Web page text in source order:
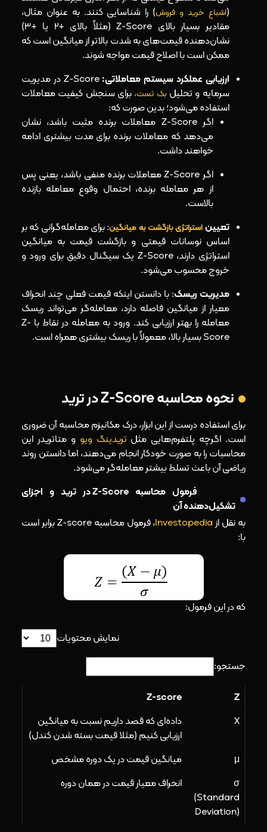
(اشباع خرید و فروش) را شناسایی کنند. به‌ عنوان مثال،
مقادیر بسیار بالای Z-Score (مثلاً بالای +2 یا +3)
نشان‌دهنده قیمت‌های به شدت بالاتر از میانگین است که
ممکن است با اصلاح قیمت مواجه شوند.
ارزیابی عملکرد سیستم معاملاتی:
Z-Score در مدیریت
سرمایه و تحلیل بک‌ تست، برای سنجش کیفیت معاملات
استفاده می‌شود؛ بدین صورت که:
اگر Z-Score معاملات برنده مثبت باشد، نشان
می‌دهد که معاملات برنده برای مدت بیشتری ادامه
خواهند داشت.
اگر Z-Score معاملات برنده منفی باشد، یعنی پس
از هر معامله برنده، احتمال وقوع معامله بازنده
بالاست.
تعییناستراتژی بازگشت به میانگین: برای معامله‌گرانی که بر
اساس نوسانات قیمتی و بازگشت قیمت به میانگین
استراتژی دارند، Z-Score یک سیگنال دقیق برای ورود و
خروج محسوب می‌شود.
مدیریت ریسک: با دانستن اینکه قیمت فعلی چند انحراف
معیار از میانگین فاصله دارد، معامله‌گر می‌تواند ریسک
معامله را بهتر ارزیابی کند. ورود به معامله در نقاط با Z-
Score بسیار بالا، معمولاً با ریسک بیشتری همراه است.
نحوه محاسبه Z-Score در ترید
برای استفاده درست از این ابزار، درک مکانیزم محاسبه آن ضروری
است. اگرچه پلتفرم‌هایی مثل تریدینگ ویو و متاتریدر این
محاسبات را به صورت خودکار انجام می‌دهند، اما دانستن روند
ریاضی آن باعث تسلط بیشتر معامله‌گر می‌شود.
فرمول محاسبه Z-Score در ترید و اجزای
تشکیل‌دهنده آن
به نقل از Investopedia
، فرمول محاسبه Z-score برابر است
با:
که در این فرمول:
نمایش محتویات
جستجو:
Z
Z-score
X
داده‌ای که قصد داریم نسبت به میانگین
ارزیابی کنیم (مثلا قیمت بسته شدن کندل)
μ
میانگین قیمت در یک دوره مشخص
σ
(Standard
Deviation)
انحراف معیار قیمت در همان دوره